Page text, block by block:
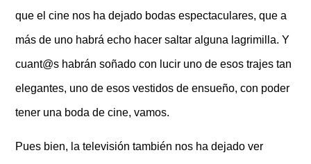
que el cine nos ha dejado bodas espectaculares, que a
más de uno habrá echo hacer saltar alguna lagrimilla. Y
cuant@s habrán soñado con lucir uno de esos trajes tan
elegantes, uno de esos vestidos de ensueño, con poder
tener una boda de cine, vamos.
Pues bien, la televisión también nos ha dejado ver